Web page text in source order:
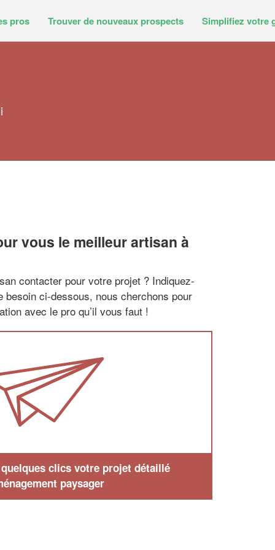
pros Trouver de nouveaux prospects Simplifiez votre
vous le meilleur artisan à
contacter pour votre projet ? Indiquez-
besoin ci-dessous, nous cherchons pour
avec le pro qu’il vous faut !
clics votre projet détaillé
paysager